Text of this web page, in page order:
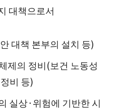
대책으로서
대책 본부의 설치 등)
제의 정비(보건 노동성
비 등)
실상·위험에 기반한 시